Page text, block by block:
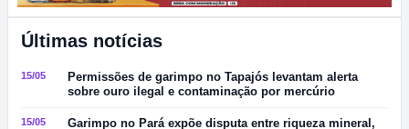
Últimas notícias
15/05
Permissões de garimpo no Tapajós levantam alerta
sobre ouro ilegal e contaminação por mercúrio
15/05 Garimpo no Pará expõe disputa entre riqueza mineral,